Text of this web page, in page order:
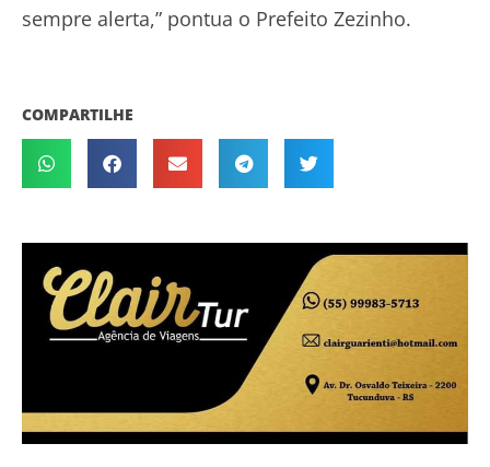
sempre alerta,” pontua o Prefeito Zezinho.
COMPARTILHE